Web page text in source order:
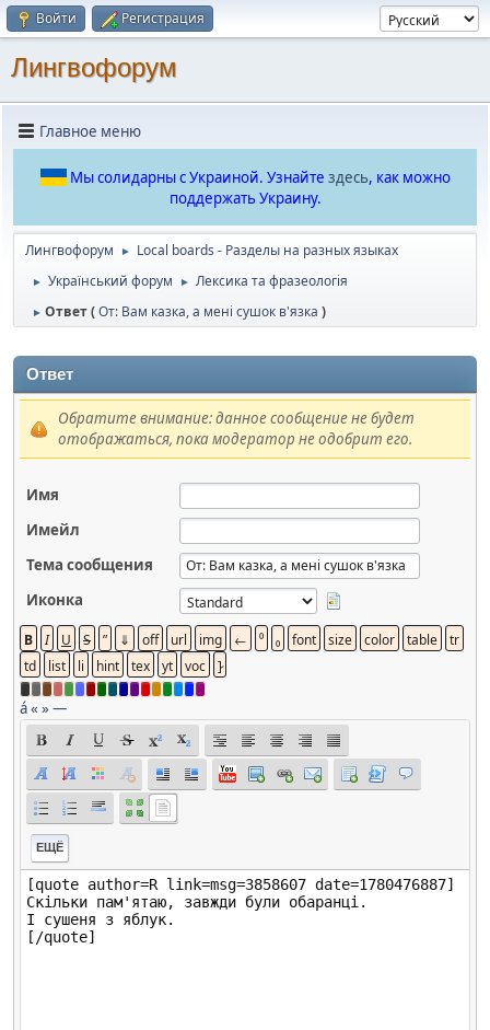
Войти Регистрация
Лингвофорум
Главное меню
Мы солидарны с Украиной. Узнайте здесь, как можно
поддержать Украину.
Лингвофорум ► Local boards - Разделы на разных языках
► Український форум ► Лексика та фразеологія
► Ответ (От: Вам казка, а мені сушок в'язка )
Ответ
Обратите внимание: данное сообщение не будет
отображаться, пока модератор не одобрит его.
Имя
Имейл
Тема сообщения
Иконка
á« »—
ЕЩЁ